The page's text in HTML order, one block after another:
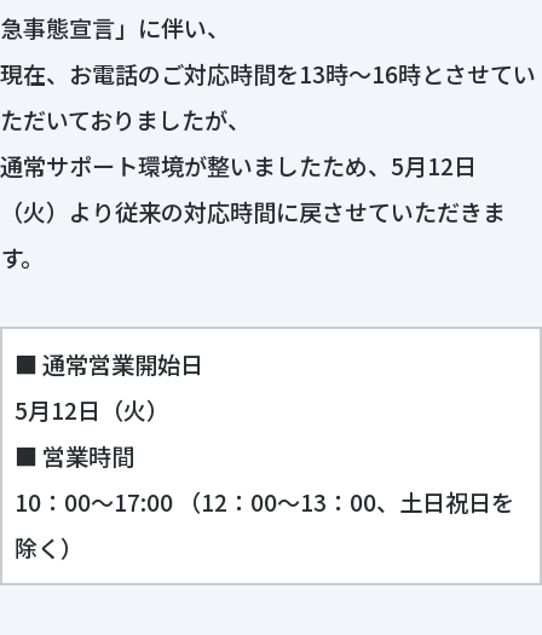
急事態宣言」に伴い、
現在、お電話のご対応時間を13時～16時とさせてい
ただいておりましたが、
通常サポート環境が整いましたため、5月12日
（火）より従来の対応時間に戻させていただきま
す。
■ 通常営業開始日
5月12日（火）
■ 営業時間
10：00～17:00 （12：00～13：00、土日祝日を
除く）